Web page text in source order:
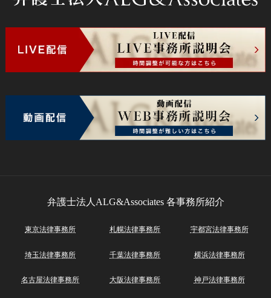
弁護士法人ALG&Associates 各事務所紹介
東京法律事務所 札幌法律事務所 宇都宮法律事務所
埼玉法律事務所 千葉法律事務所 横浜法律事務所
名古屋法律事務所 大阪法律事務所 神戸法律事務所